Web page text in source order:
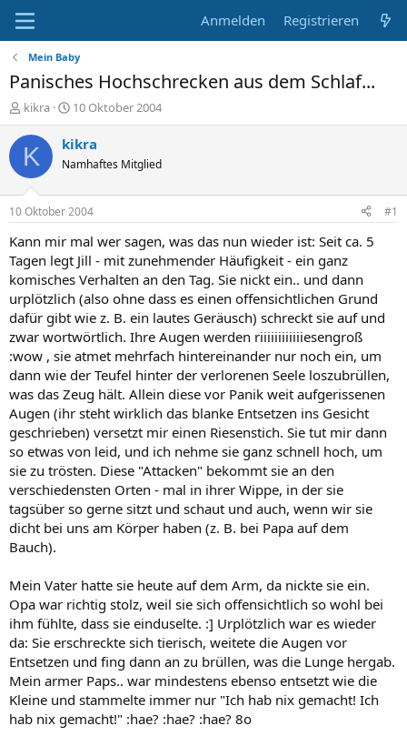
Anmelden Registrieren
Mein Baby
Panisches Hochschrecken aus dem Schlaf...
E
r
s
e
r
kikra
E
r
s
e
l
t
a
m
10 Oktober 2004
K kikra
Namhaftes Mitglied
10 Oktober 2004 #1
Kann mir mal wer sagen, was das nun wieder ist: Seit ca. 5
Tagen legt Jill - mit zunehmender Häufigkeit - ein ganz
komisches Verhalten an den Tag. Sie nickt ein.. und dann
urplötzlich (also ohne dass es einen offensichtlichen Grund
dafür gibt wie z. B. ein lautes Geräusch) schreckt sie auf und
zwar wortwörtlich. Ihre Augen werden riiiiiiiiiiiiesengroß
:wow , sie atmet mehrfach hintereinander nur noch ein, um
dann wie der Teufel hinter der verlorenen Seele loszubrüllen,
was das Zeug hält. Allein diese vor Panik weit aufgerissenen
Augen (ihr steht wirklich das blanke Entsetzen ins Gesicht
geschrieben) versetzt mir einen Riesenstich. Sie tut mir dann
so etwas von leid, und ich nehme sie ganz schnell hoch, um
sie zu trösten. Diese "Attacken" bekommt sie an den
verschiedensten Orten - mal in ihrer Wippe, in der sie
tagsüber so gerne sitzt und schaut und auch, wenn wir sie
dicht bei uns am Körper haben (z. B. bei Papa auf dem
Bauch).
Mein Vater hatte sie heute auf dem Arm, da nickte sie ein.
Opa war richtig stolz, weil sie sich offensichtlich so wohl bei
ihm fühlte, dass sie einduselte. :] Urplötzlich war es wieder
da: Sie erschreckte sich tierisch, weitete die Augen vor
Entsetzen und fing dann an zu brüllen, was die Lunge hergab.
Mein armer Paps.. war mindestens ebenso entsetzt wie die
Kleine und stammelte immer nur "Ich hab nix gemacht! Ich
hab nix gemacht!" :hae? :hae? :hae? 8o